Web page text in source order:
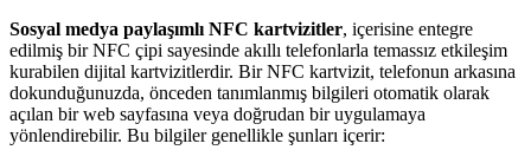
Sosyal medya paylaşımlı NFC kartvizitler, içerisine entegre
edilmiş bir NFC çipi sayesinde akıllı telefonlarla temassız etkileşim
kurabilen dijital kartvizitlerdir. Bir NFC kartvizit, telefonun arkasına
dokunduğunuzda, önceden tanımlanmış bilgileri otomatik olarak
açılan bir web sayfasına veya doğrudan bir uygulamaya
yönlendirebilir. Bu bilgiler genellikle şunları içerir: